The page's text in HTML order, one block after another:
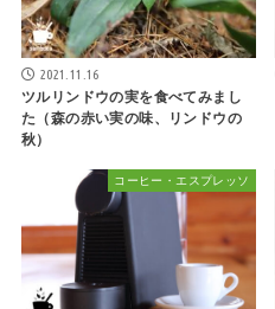
2021.11.16
ツルリンドウの実を食べてみまし
た（森の赤い実の味、リンドウの
秋）
コーヒー・エスプレッソ